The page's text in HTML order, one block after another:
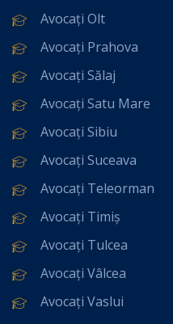
Avocați Olt
Avocați Prahova
Avocați Sălaj
Avocați Satu Mare
Avocați Sibiu
Avocați Suceava
Avocați Teleorman
Avocați Timiș
Avocați Tulcea
Avocați Vâlcea
Avocați Vaslui